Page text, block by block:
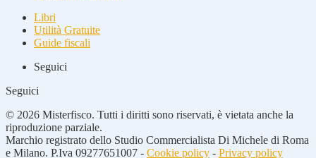
Libri
Utilità Gratuite
Guide fiscali
Seguici
Seguici
© 2026 Misterfisco. Tutti i diritti sono riservati, è vietata anche la
riproduzione parziale.
Marchio registrato dello Studio Commercialista Di Michele di Roma
e Milano. P.Iva 09277651007 - Cookie policy - Privacy policy